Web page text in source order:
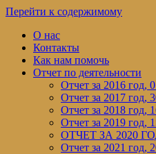
Перейти к содержимому
О нас
Контакты
Как нам помочь
Отчет по деятельности
Отчет за 2016 год,
Отчет за 2017 год,
Отчет за 2018 год,
Отчет за 2019 год,
ОТЧЕТ ЗА 2020
Отчет за 2021 год,